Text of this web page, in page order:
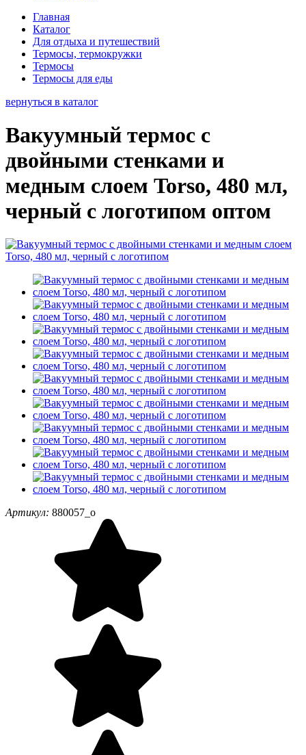
Главная
Каталог
Для отдыха и путешествий
Термосы, термокружки
Термосы
Термосы для еды
вернуться в каталог
Вакуумный термос с
двойными стенками и
медным слоем Torso, 480 мл,
черный с логотипом оптом
Артикул: 880057_o